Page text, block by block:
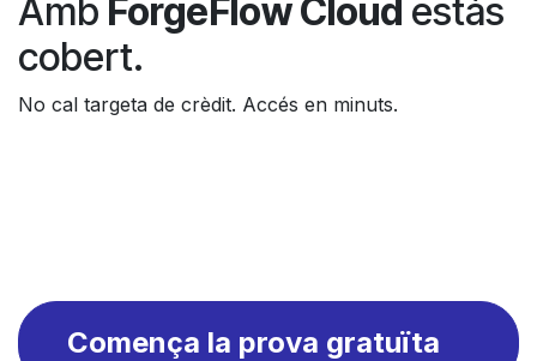
Amb ForgeFlow Cloud estàs
cobert.
No cal targeta de crèdit. Accés en minuts.
Comença la prova gratuïta